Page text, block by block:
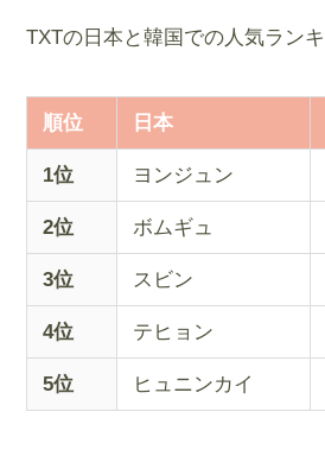
TXTの日本と韓国での人気ランキ
順位 日本
1位 ヨンジュン
2位 ボムギュ
3位 スビン
4位 テヒョン
5位 ヒュニンカイ